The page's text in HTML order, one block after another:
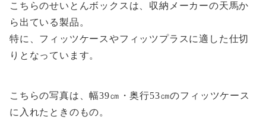
こちらのせいとんボックスは、収納メーカーの天馬か
ら出ている製品。
特に、フィッツケースやフィッツプラスに適した仕切
りとなっています。
こちらの写真は、幅39㎝・奥行53㎝のフィッツケース
に入れたときのもの。